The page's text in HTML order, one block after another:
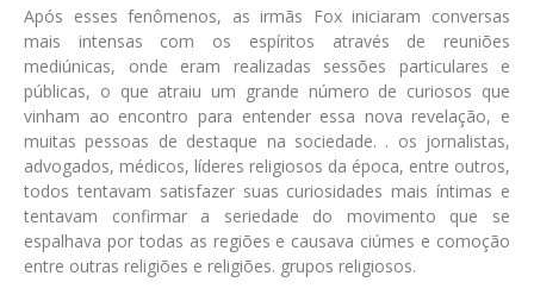
Após esses fenômenos, as irmãs Fox iniciaram conversas
mais intensas com os espíritos através de reuniões
mediúnicas, onde eram realizadas sessões particulares e
públicas, o que atraiu um grande número de curiosos que
vinham ao encontro para entender essa nova revelação, e
muitas pessoas de destaque na sociedade. . os jornalistas,
advogados, médicos, líderes religiosos da época, entre outros,
todos tentavam satisfazer suas curiosidades mais íntimas e
tentavam confirmar a seriedade do movimento que se
espalhava por todas as regiões e causava ciúmes e comoção
entre outras religiões e religiões. grupos religiosos.